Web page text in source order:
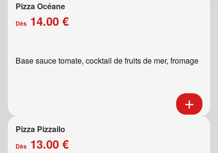
Pizza Océane
Dès 14.00 €
Base sauce tomate, cocktail de fruits de mer, fromage
Pizza Pizzailo
Dès 13.00 €